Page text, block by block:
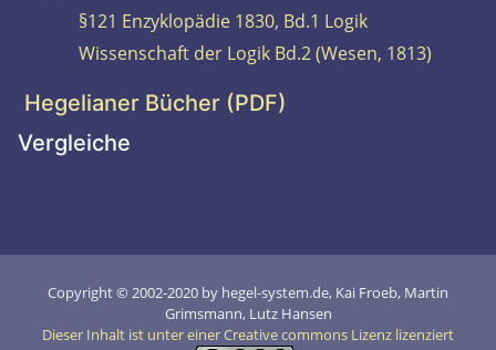
§121 Enzyklopädie 1830, Bd.1 Logik
Wissenschaft der Logik Bd.2 (Wesen, 1813)
Hegelianer Bücher (PDF)
Vergleiche
Copyright © 2002-2020 by hegel-system.de, Kai Froeb, Martin
Grimsmann, Lutz Hansen
Dieser Inhalt ist unter einer Creative commons Lizenz lizenziert